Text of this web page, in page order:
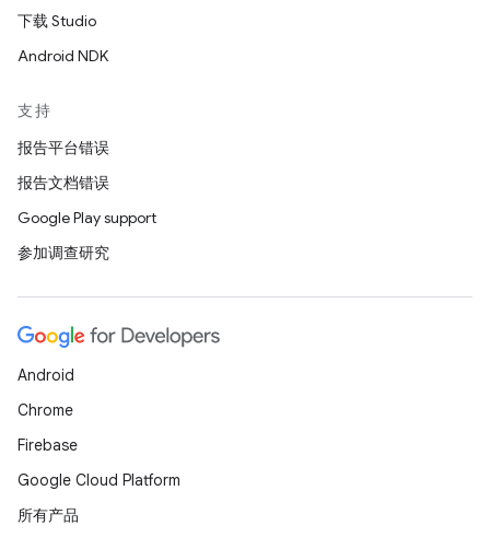
下载 Studio
Android NDK
支持
报告平台错误
报告文档错误
Google Play support
参加调查研究
Android
Chrome
Firebase
Google Cloud Platform
所有产品